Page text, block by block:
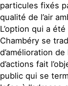
particules fixés
qualité de l’air
L’option qui a
Chambéry se
d’amélioration
d’actions fait
public qui se